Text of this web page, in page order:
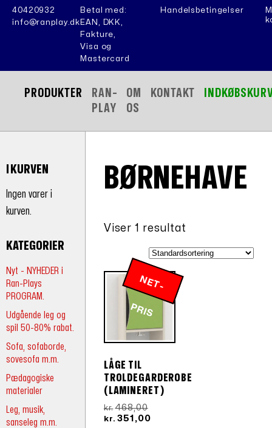
40420932
info@ranplay.dk
Betal med:
EAN, DKK,
Fakture,
Visa og
Mastercard
Handelsbetingelser
PRODUKTER
RAN-
PLAY
OM
OS
KONTAKT
I KURVEN
Ingen varer i
kurven.
KATEGORIER
Nyt - NYHEDER i
Ran-Plays
PROGRAM.
Udgående leg og
spil 50-80% rabat.
Sofa, sofaborde,
sovesofa m.m.
Pædagogiske
materialer
Leg, musik,
sanseleg m.m.
BØRNEHAVE
Viser 1 resultat
N
E
T
-
P
R
IS
LÅGE TIL
TROLDEGARDEROBE
(LAMINERET)
kr. 468,00Den
oprindelige
kr. 351,00Den